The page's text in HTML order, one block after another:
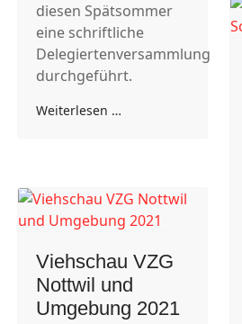
diesen Spätsommer
eine schriftliche
Delegiertenversammlung
durchgeführt.
Weiterlesen …
Viehschau VZG
Nottwil und
Umgebung 2021